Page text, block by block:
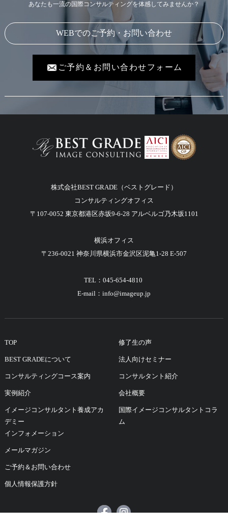
あなたも一流の国際コンサルティングを体感してみませんか？
WEBでのご予約・お問い合わせ
ご予約＆お問い合わせフォーム
株式会社BEST GRADE（ベストグレード）
コンサルティングオフィス
〒107-0052 東京都港区赤坂9-6-28 アルベルゴ乃木坂1101
横浜オフィス
〒236-0021 神奈川県横浜市金沢区泥亀1-28 E-507
TEL： 045-654-4810
E-mail： info@imageup.jp
TOP
BEST GRADEについて
コンサルティングコース案内
実例紹介
イメージコンサルタント養成アカ
デミー
修了生の声
法人向けセミナー
コンサルタント紹介
会社概要
国際イメージコンサルタントコラ
ム
インフォメーション
メールマガジン
ご予約＆お問い合わせ
個人情報保護方針